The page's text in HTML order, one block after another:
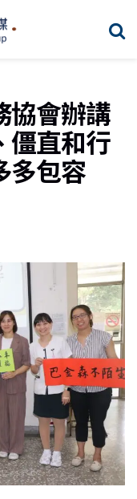
協會辦講
直和行
包容